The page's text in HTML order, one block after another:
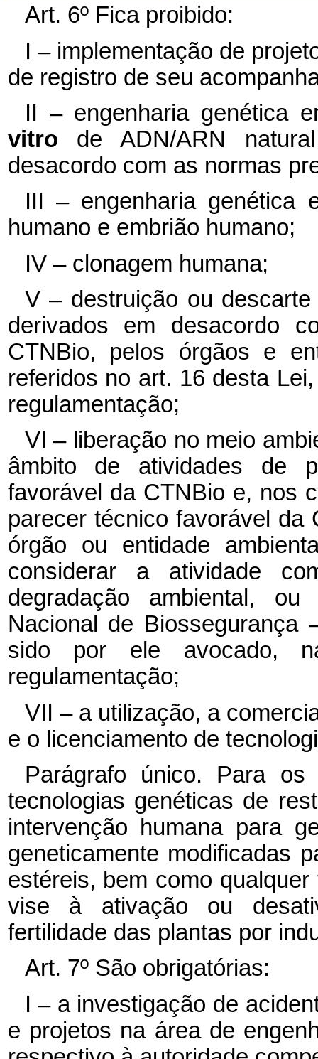
Art. 6º Fica proibido:
I – implementação de
de registro de seu
II – engenharia genética
vitro de ADN/ARN
desacordo com as normas
III – engenharia genética
humano e embrião humano;
IV – clonagem humana;
V – destruição ou
derivados em desacordo
CTNBio, pelos órgãos e
referidos no art. 16 desta
regulamentação;
VI – liberação no meio
âmbito de atividades de
favorável da CTNBio e, nos
parecer técnico favorável da
órgão ou entidade
considerar a atividade
degradação ambiental,
Nacional de Biossegurança
sido por ele avocado,
regulamentação;
VII – a utilização, a
e o licenciamento de
Parágrafo único. Para
tecnologias genéticas de
intervenção humana para
geneticamente modificadas
estéreis, bem como
vise à ativação ou
fertilidade das plantas por
Art. 7º São obrigatórias:
I – a investigação de
e projetos na área de